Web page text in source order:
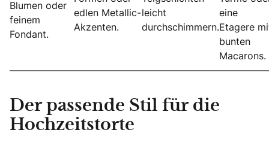
Blumen oder
feinem
Fondant.
edlen Metallic-
Akzenten.
leicht
durchschimmern.
eine
Etagere
bunten
Macarons.
Der passende Stil für die
Hochzeitstorte